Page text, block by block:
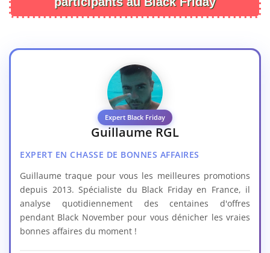
Expert Black Friday
Guillaume RGL
EXPERT EN CHASSE DE BONNES AFFAIRES
Guillaume traque pour vous les meilleures promotions
depuis 2013. Spécialiste du Black Friday en France, il
analyse quotidiennement des centaines d'offres
pendant Black November pour vous dénicher les vraies
bonnes affaires du moment !